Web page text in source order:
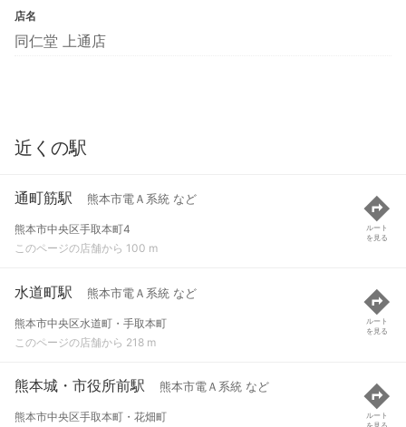
店名
同仁堂 上通店
近くの駅
通町筋駅 熊本市電Ａ系統 など
熊本市中央区手取本町4
このページの店舗から 100 m
ルート
を見る
水道町駅 熊本市電Ａ系統 など
熊本市中央区水道町・手取本町
このページの店舗から 218 m
ルート
を見る
熊本城・市役所前駅 熊本市電Ａ系統 など
熊本市中央区手取本町・花畑町
ルート
を見る